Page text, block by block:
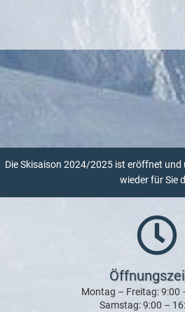
Die Skisaison 2024/2025 ist eröffnet und
wieder für Sie
Montag – Freitag: 9:00
Samstag: 9:00 –